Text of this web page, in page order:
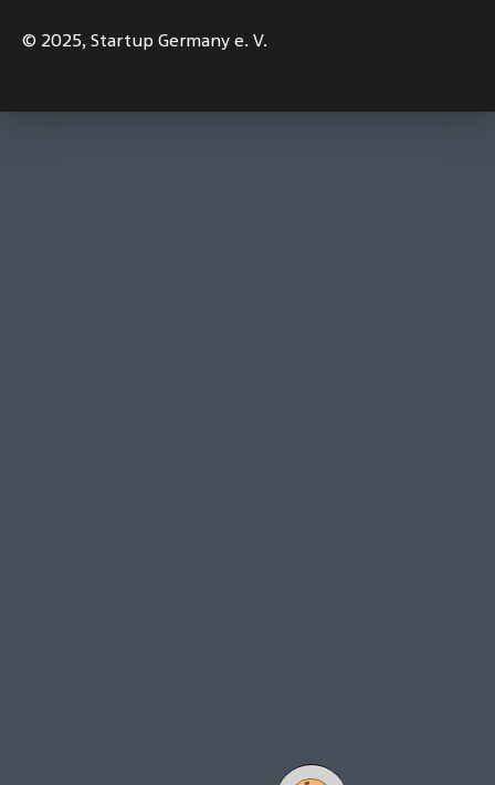
© 2025,Startup Germany e. V.